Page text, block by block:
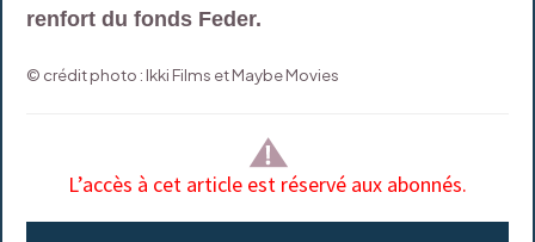
renfort du fonds Feder.
© crédit photo : Ikki Films et Maybe Movies
L’accès à cet article est réservé aux abonnés.